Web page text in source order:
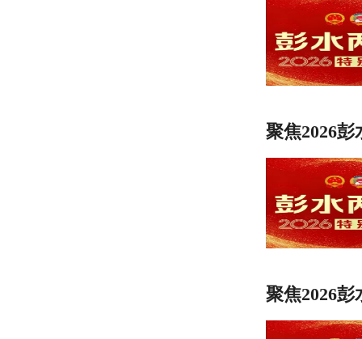
聚焦2026
聚焦2026